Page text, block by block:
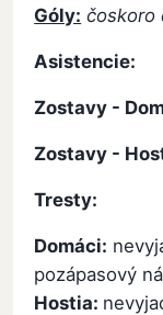
Góly: čoskoro
Asistencie:
Zostavy -
Zostavy -
Tresty:
Domáci:
pozápasový
Hostia: